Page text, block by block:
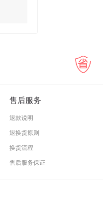
售后服务
退款说明
退换货原则
换货流程
售后服务保证